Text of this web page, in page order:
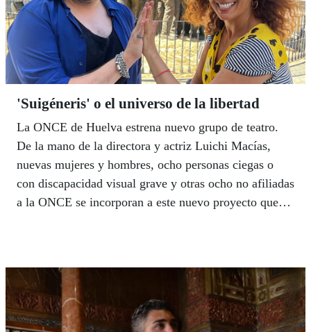
'Suigéneris' o el universo de la libertad
La ONCE de Huelva estrena nuevo grupo de teatro.
De la mano de la directora y actriz Luichi Macías,
nuevas mujeres y hombres, ocho personas ciegas o
con discapacidad visual grave y otras ocho no afiliadas
a la ONCE se incorporan a este nuevo proyecto que
dirección que aborda el teatro como un universo de
libertad la formación trabaja intesamente en lo que
será su primera obra, que estrenarán en otoño. Se